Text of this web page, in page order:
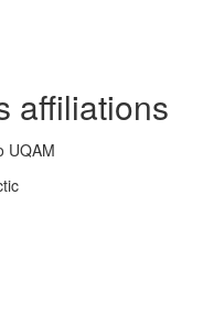
affiliations